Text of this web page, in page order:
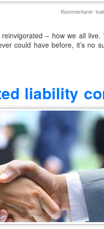
Kommentarer
– how we all
could have before, it’s no
liability